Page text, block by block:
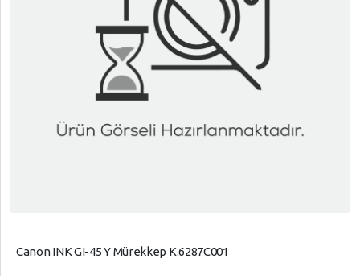
Canon INK GI-45 Y Mürekkep K.6287C001